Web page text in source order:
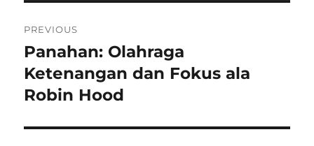
pos
PREVIOUS
Previous
post:
Panahan: Olahraga
Ketenangan dan Fokus ala
Robin Hood